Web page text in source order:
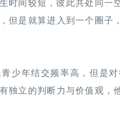
时间较短，彼此共处同
但是就算进入到一个圈
少年结交频率高，但是
独立的判断力与价值观